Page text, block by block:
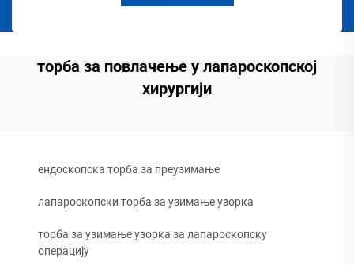
торба за повлачење у лапароскопској
хирургији
ендоскопска торба за преузимање
лапароскопски торба за узимање узорка
торба за узимање узорка за лапароскопску
операцију